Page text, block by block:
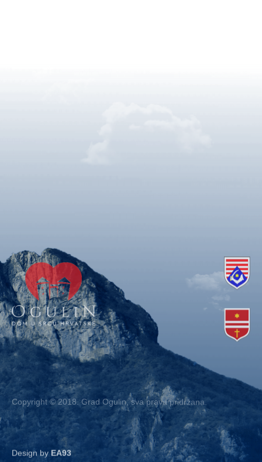
Copyright © 2018. Grad Ogulin, sva prava pridržana.
Design by EA93
Kontakt